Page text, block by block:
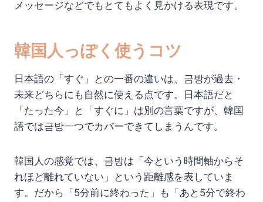
メッセージなどでもとてもよく見かける表現です。
韓国人っぽく使うコツ
日本語の「すぐ」との一番の違いは、금방が過去・
未来どちらにも自然に使える点です。日本語だと
「たった今」と「すぐに」は別の言葉ですが、韓国
語では금방一つでカバーできてしまうんです。
韓国人の感覚では、금방は「今という時間軸からそ
れほど離れていない」という距離感を表していま
す。だから「5分前に終わった」も「あと5分で終わ